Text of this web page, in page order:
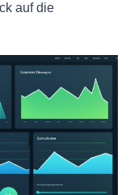
auf die